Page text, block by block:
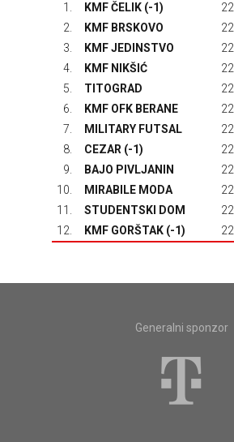
1. KMF ČELIK (-1) 22
2.
KMF BRSKOVO 22
3.
KMF JEDINSTVO 22
4.
KMF NIKŠIĆ 22
5.
TITOGRAD 22
6.
KMF OFK BERANE 22
7.
MILITARY FUTSAL 22
8.
CEZAR (-1) 22
9.
BAJO PIVLJANIN 22
10.
MIRABILE MODA 22
11.
STUDENTSKI DOM 22
12.
KMF GORŠTAK (-1) 22
Generalni sponzor